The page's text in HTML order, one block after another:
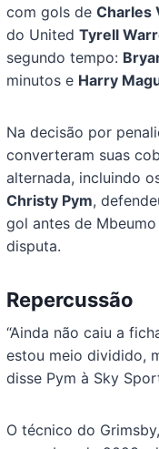
com gols deCharles
do UnitedTyrell
segundo tempo:
minutos e Harry
Na decisão por
converteram suas
alternada, incluindo
Christy Pym,
gol antes de
disputa.
Repercussão
“Ainda não caiu a
estou meio dividido,
disse Pym à Sky
O técnico do Grimsby,